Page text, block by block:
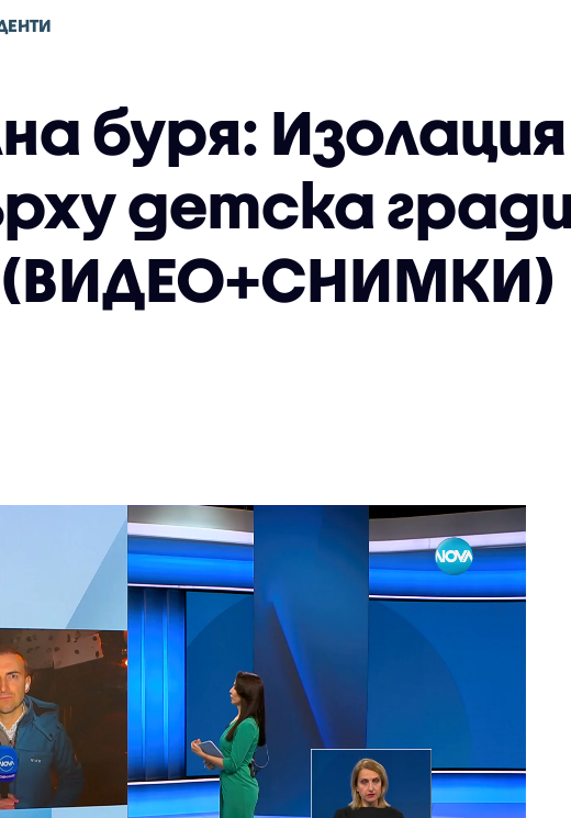
буря:
детска
(ВИДЕО+СНИМКИ)